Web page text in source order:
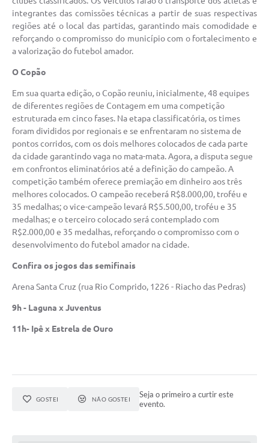
integrantes das comissões técnicas a partir de suas respectivas
regiões até o local das partidas, garantindo mais comodidade e
reforçando o compromisso do município com o fortalecimento e
a valorização do futebol amador.
O Copão
Em sua quarta edição, o Copão reuniu, inicialmente, 48 equipes
de diferentes regiões de Contagem em uma competição
estruturada em cinco fases. Na etapa classificatória, os times
foram divididos por regionais e se enfrentaram no sistema de
pontos corridos, com os dois melhores colocados de cada parte
da cidade garantindo vaga no mata-mata. Agora, a disputa segue
em confrontos eliminatórios até a definição do campeão. A
competição também oferece premiação em dinheiro aos três
melhores colocados. O campeão receberá R$8.000,00, troféu e
35 medalhas; o vice-campeão levará R$5.500,00, troféu e 35
medalhas; e o terceiro colocado será contemplado com
R$2.000,00 e 35 medalhas, reforçando o compromisso com o
desenvolvimento do futebol amador na cidade.
Confira os jogos das semifinais
Arena Santa Cruz (rua Rio Comprido, 1226 - Riacho das Pedras)
9h - Laguna x Juventus
11h- Ipê x Estrela de Ouro
GOSTEI NÃO GOSTEI
Seja o primeiro a curtir este
evento.